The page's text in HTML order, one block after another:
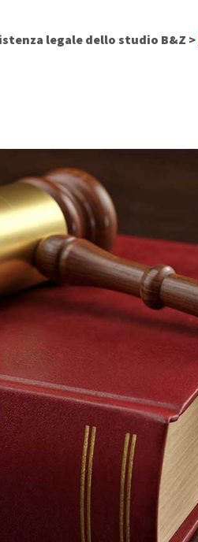
legale dello studio B&Z >